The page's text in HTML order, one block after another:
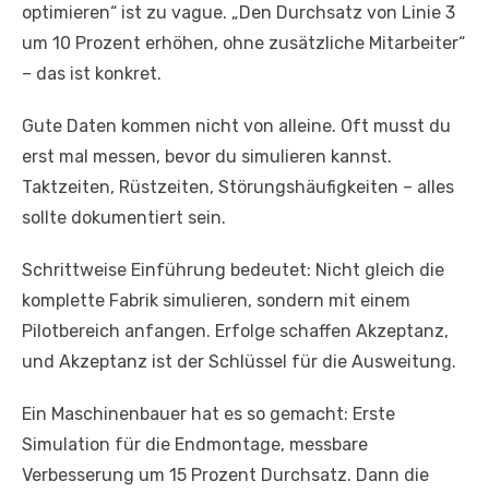
optimieren“ ist zu vague. „Den Durchsatz von Linie 3
um 10 Prozent erhöhen, ohne zusätzliche Mitarbeiter“
– das ist konkret.
Gute Daten kommen nicht von alleine. Oft musst du
erst mal messen, bevor du simulieren kannst.
Taktzeiten, Rüstzeiten, Störungshäufigkeiten – alles
sollte dokumentiert sein.
Schrittweise Einführung bedeutet: Nicht gleich die
komplette Fabrik simulieren, sondern mit einem
Pilotbereich anfangen. Erfolge schaffen Akzeptanz,
und Akzeptanz ist der Schlüssel für die Ausweitung.
Ein Maschinenbauer hat es so gemacht: Erste
Simulation für die Endmontage, messbare
Verbesserung um 15 Prozent Durchsatz. Dann die